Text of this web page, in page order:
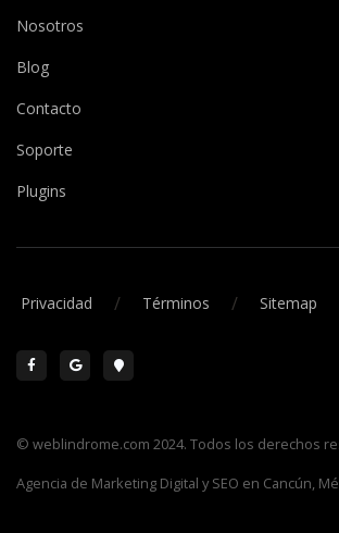
Nosotros
Blog
Contacto
Soporte
Plugins
Privacidad / Términos / Sitemap
© weblindrome.com 2024. Todos los derechos
Agencia de Marketing Digital y SEO en Cancún,